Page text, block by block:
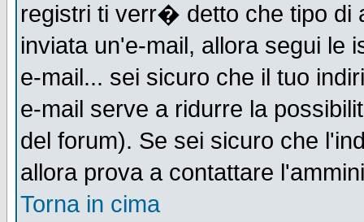
registri ti verr� detto che tipo
inviata un'e-mail, allora segui le
e-mail... sei sicuro che il tuo
e-mail serve a ridurre la
del forum). Se sei sicuro che
allora prova a contattare
Torna in cima